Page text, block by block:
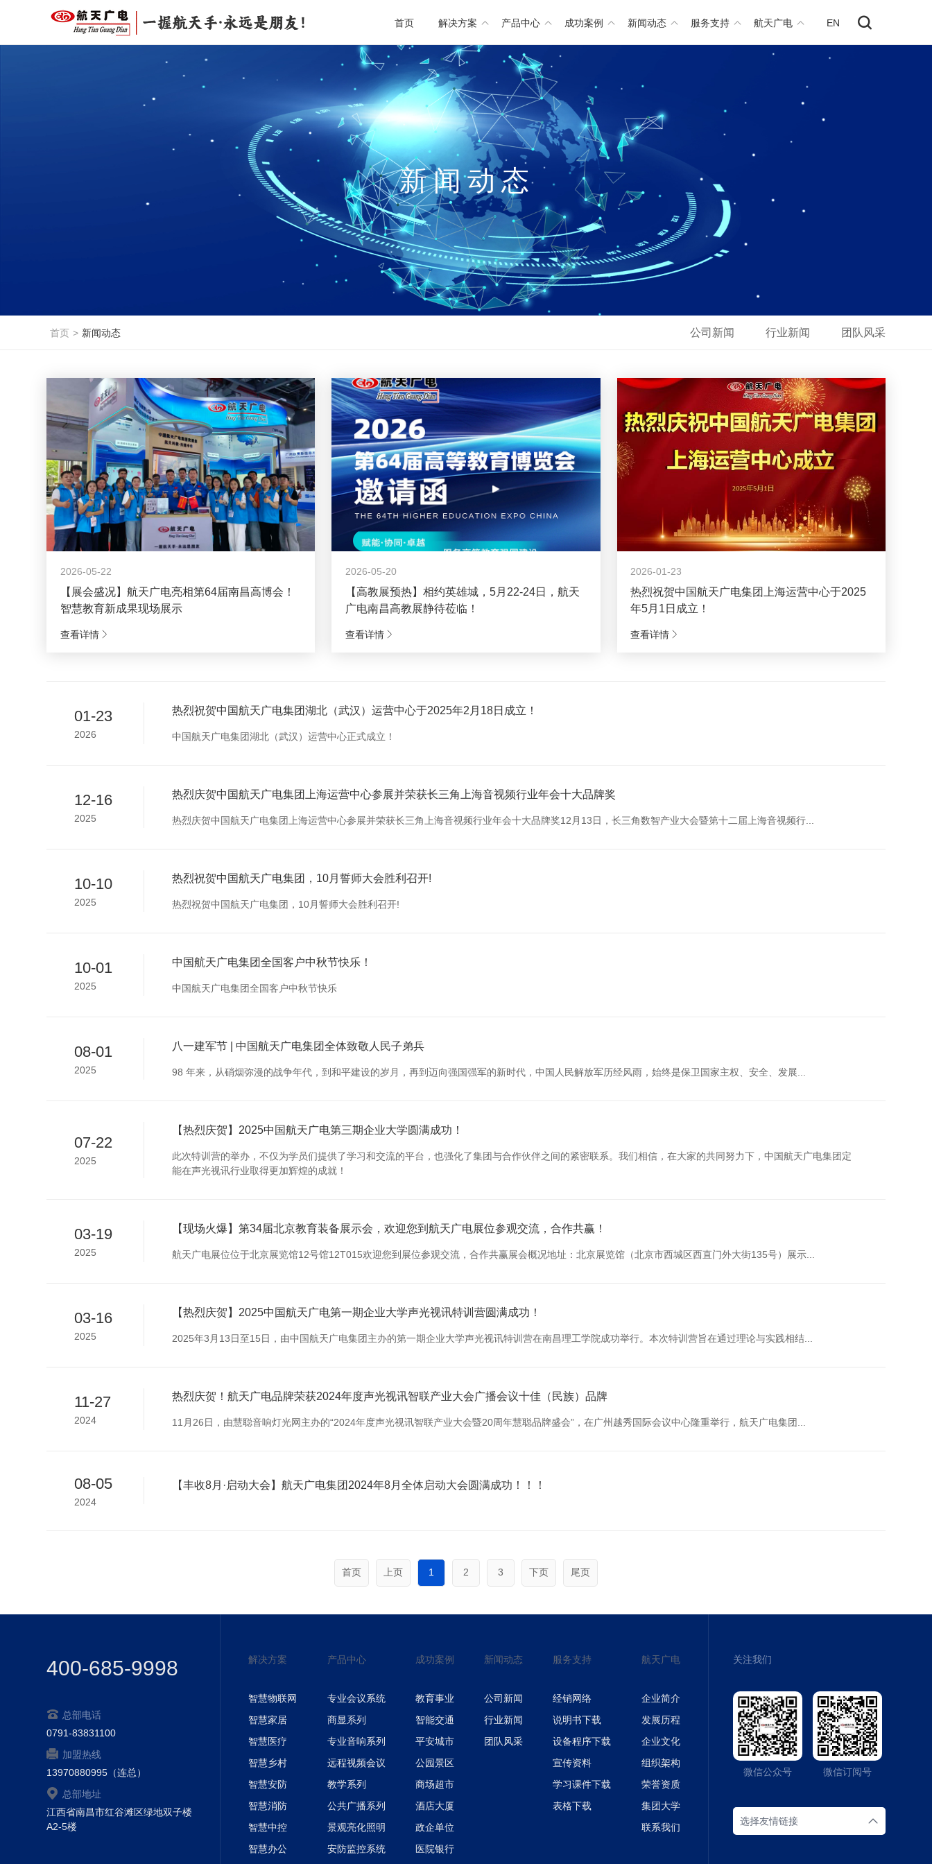
首页 解决方案 产品中心 成功案例 新闻动态 服务支持 航天广电 EN
新闻动态
首页 > 新闻动态 公司新闻 行业新闻 团队风采
2026-05-22
【展会盛况】航天广电亮相第64届南昌高博会！
智慧教育新成果现场展示
查看详情
2026-05-20
【高教展预热】相约英雄城，5月22-24日，航天
广电南昌高教展静待莅临！
查看详情
2026-01-23
热烈祝贺中国航天广电集团上海运营中心于2025
年5月1日成立！
查看详情
01-23
2026
热烈祝贺中国航天广电集团湖北（武汉）运营中心于2025年2月18日成立！
中国航天广电集团湖北（武汉）运营中心正式成立！
12-16
2025
热烈庆贺中国航天广电集团上海运营中心参展并荣获长三角上海音视频行业年会十大品牌奖
热烈庆贺中国航天广电集团上海运营中心参展并荣获长三角上海音视频行业年会十大品牌奖12月13日，长三角数智产业大会暨第十二届上海音视频行...
10-10
2025
热烈祝贺中国航天广电集团，10月誓师大会胜利召开!
热烈祝贺中国航天广电集团，10月誓师大会胜利召开!
10-01
2025
中国航天广电集团全国客户中秋节快乐！
中国航天广电集团全国客户中秋节快乐
08-01
2025
八一建军节 | 中国航天广电集团全体致敬人民子弟兵
98 年来，从硝烟弥漫的战争年代，到和平建设的岁月，再到迈向强国强军的新时代，中国人民解放军历经风雨，始终是保卫国家主权、安全、发展...
07-22
2025
【热烈庆贺】2025中国航天广电第三期企业大学圆满成功！
此次特训营的举办，不仅为学员们提供了学习和交流的平台，也强化了集团与合作伙伴之间的紧密联系。我们相信，在大家的共同努力下，中国航天广电集团定
能在声光视讯行业取得更加辉煌的成就！
03-19
2025
【现场火爆】第34届北京教育装备展示会，欢迎您到航天广电展位参观交流，合作共赢！
航天广电展位位于北京展览馆12号馆12T015欢迎您到展位参观交流，合作共赢展会概况地址：北京展览馆（北京市西城区西直门外大街135号）展示...
03-16
2025
【热烈庆贺】2025中国航天广电第一期企业大学声光视讯特训营圆满成功！
2025年3月13日至15日，由中国航天广电集团主办的第一期企业大学声光视讯特训营在南昌理工学院成功举行。本次特训营旨在通过理论与实践相结...
11-27
2024
热烈庆贺！航天广电品牌荣获2024年度声光视讯智联产业大会广播会议十佳（民族）品牌
11月26日，由慧聪音响灯光网主办的“2024年度声光视讯智联产业大会暨20周年慧聪品牌盛会”，在广州越秀国际会议中心隆重举行，航天广电集团...
08-05
2024
【丰收8月·启动大会】航天广电集团2024年8月全体启动大会圆满成功！！！
首页 上页 1 2 3 下页 尾页
400-685-9998
总部电话
0791-83831100
加盟热线
13970880995（连总）
总部地址
江西省南昌市红谷滩区绿地双子楼
A2-5楼
解决方案
智慧物联网
智慧家居
智慧医疗
智慧乡村
智慧安防
智慧消防
智慧中控
智慧办公
产品中心
专业会议系统
商显系列
专业音响系列
远程视频会议
教学系列
公共广播系列
景观亮化照明
安防监控系统
成功案例
教育事业
智能交通
平安城市
公园景区
商场超市
酒店大厦
政企单位
医院银行
新闻动态
公司新闻
行业新闻
团队风采
服务支持
经销网络
说明书下载
设备程序下载
宣传资料
学习课件下载
表格下载
航天广电
企业简介
发展历程
企业文化
组织架构
荣誉资质
集团大学
联系我们
关注我们
微信公众号 微信订阅号
选择友情链接